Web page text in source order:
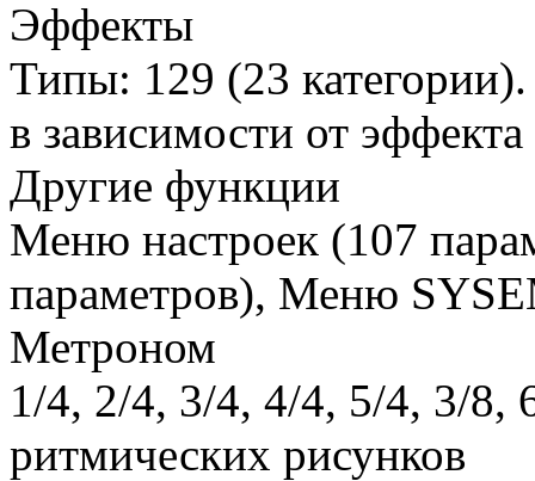
Эффекты
Типы: 129 (23
в зависимости от эффекта
Другие функции
Меню настроек (107
параметров), Меню
Метроном
1/4, 2/4, 3/4, 4/4, 5/4, 3/8,
ритмических рисунков